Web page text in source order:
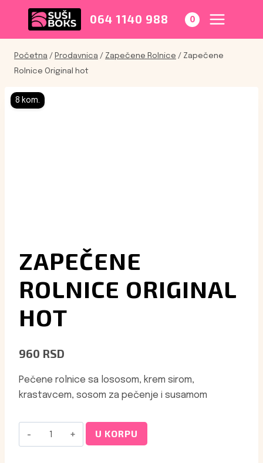
content
064 1140 988 0
Početna / Prodavnica / Zapečene Rolnice / Zapečene
Rolnice Original hot
8 kom.
ZAPEČENE
ROLNICE ORIGINAL
HOT
960 RSD
Pečene rolnice sa lososom, krem sirom,
krastavcem, sosom za pečenje i susamom
Zapečene
Rolnice
U KORPU